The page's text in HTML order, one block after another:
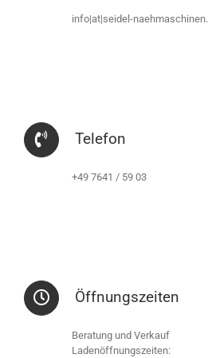
info|at|seidel-
Telefon
+49 7641 / 59 03
Öffnungszeiten
Beratung und Verkauf
Ladenöffnungszeiten: